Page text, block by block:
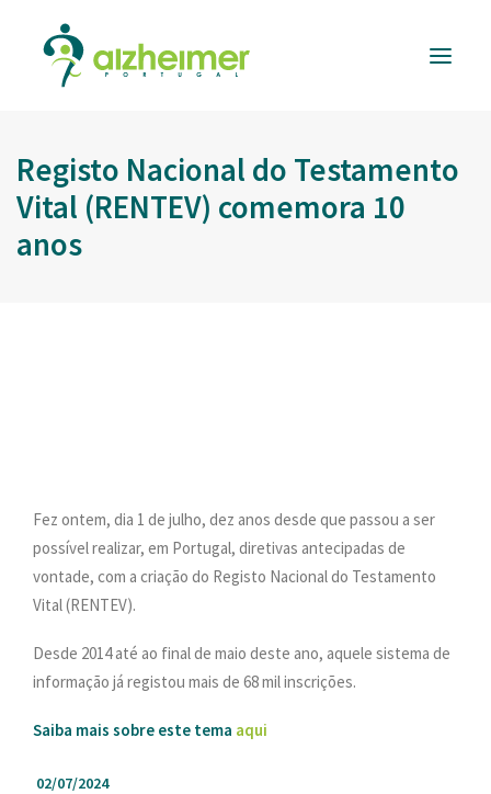
ALZHEIMER
PORTUGAL
INFORMAÇÃO
ONDE ESTAMOS
CONTACTOS
Registo Nacional do Testamento
Vital (RENTEV) comemora 10
anos
Fez ontem, dia 1 de julho, dez anos desde que passou a ser
possível realizar, em Portugal, diretivas antecipadas de
vontade, com a criação do Registo Nacional do Testamento
Vital (RENTEV).
Desde 2014 até ao final de maio deste ano, aquele sistema de
informação já registou mais de 68 mil inscrições.
Saiba mais sobre este tema aqui
02/07/2024